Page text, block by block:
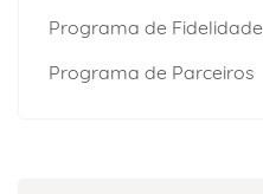
Programa de Fidelidade
Programa de Parceiros